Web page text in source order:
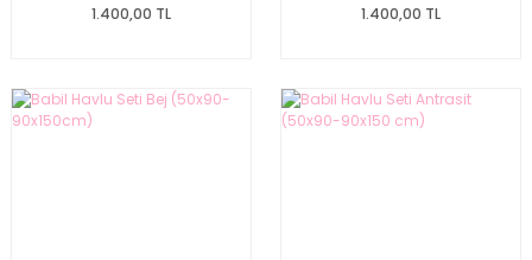
1.400,00 TL 1.400,00 TL